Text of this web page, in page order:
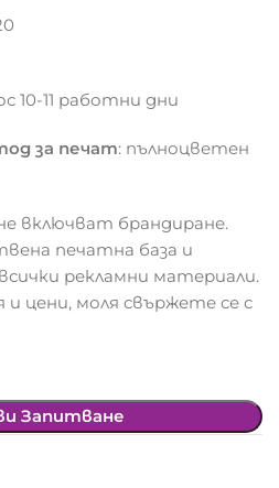
10-11 работни дни
за печат: пълноцветен
включват брандиране.
печатна база и
рекламни материали.
и цени, моля свържете се с
Запитване